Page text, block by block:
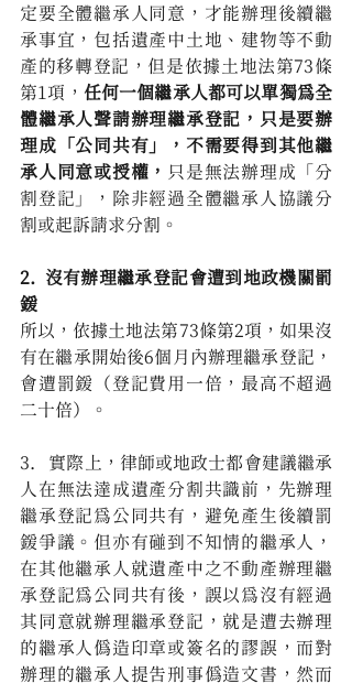
定要全體繼承人同意，才能辦理後續繼
承事宜，包括遺產中土地、建物等不動
產的移轉登記，但是依據土地法第73條
第1項， 任何一個繼承人都可以單獨為全
體繼承人聲請辦理繼承登記，只是要辦
理成「公同共有」，不需要得到其他繼
承人同意或授權， 只是無法辦理成「分
割登記」，除非經過全體繼承人協議分
割或起訴請求分割。
2.  沒有辦理繼承登記會遭到地政機關罰
鍰
所以，依據土地法第73條第2項，如果沒
有在繼承開始後6個月內辦理繼承登記，
會遭罰鍰（登記費用一倍，最高不超過
二十倍）。
3.   實際上，律師或地政士都會建議繼承
人在無法達成遺產分割共識前，先辦理
繼承登記為公同共有，避免產生後續罰
鍰爭議。但亦有碰到不知情的繼承人，
在其他繼承人就遺產中之不動產辦理繼
承登記為公同共有後，誤以為沒有經過
其同意就辦理繼承登記，就是遭去辦理
的繼承人偽造印章或簽名的謬誤，而對
辦理的繼承人提告刑事偽造文書，然而